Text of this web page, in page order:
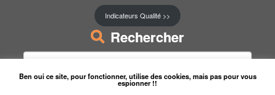
Indicateurs Qualité >>
Rechercher
Rechercher :
Ben oui ce site, pour fonctionner, utilise des cookies, mais pas pour vous
espionner !!